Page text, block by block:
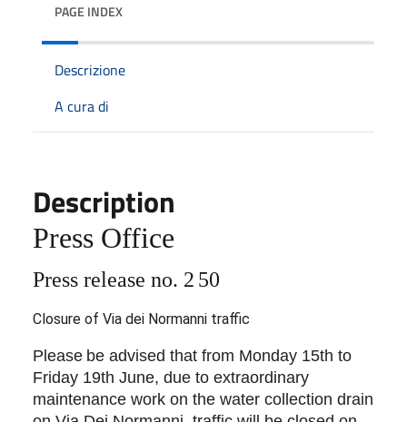
PAGE INDEX
Descrizione
A cura di
Description
Press Office
Press release no. 2 50
Closure of Via dei Normanni traffic
Please be advised that from Monday 15th to
Friday 19th June, due to extraordinary
maintenance work on the water collection drain